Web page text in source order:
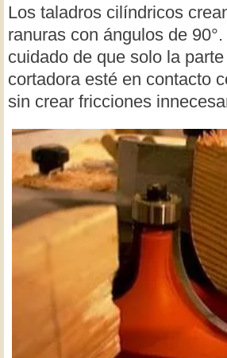
Los taladros cilíndricos
ranuras con ángulos de
cuidado de que solo la
cortadora esté en contacto
sin crear fricciones